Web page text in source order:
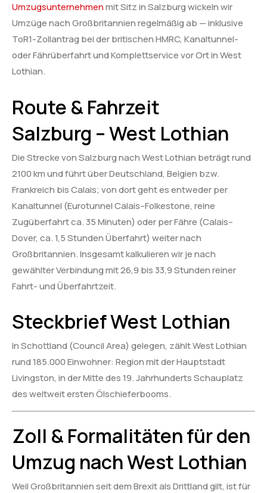
Umzugsunternehmenmit Sitz in Salzburg wickeln wir
Umzüge nach Großbritannien regelmäßig ab — inklusive
ToR1-Zollantrag bei der britischen HMRC, Kanaltunnel-
oder Fährüberfahrt und Komplettservice vor Ort in West
Lothian.
Route & Fahrzeit
Salzburg – West Lothian
Die Strecke von Salzburg nach West Lothian beträgt rund
2100 km und führt über Deutschland, Belgien bzw.
Frankreich bis Calais; von dort geht es entweder per
Kanaltunnel (Eurotunnel Calais–Folkestone, reine
Zugüberfahrt ca. 35 Minuten) oder per Fähre (Calais–
Dover, ca. 1,5 Stunden Überfahrt) weiter nach
Großbritannien. Insgesamt kalkulieren wir je nach
gewählter Verbindung mit 26,9 bis 33,9 Stunden reiner
Fahrt- und Überfahrtzeit.
Steckbrief West Lothian
In Schottland (Council Area) gelegen, zählt West Lothian
rund 185.000 Einwohner: Region mit der Hauptstadt
Livingston, in der Mitte des 19. Jahrhunderts Schauplatz
des weltweit ersten Ölschieferbooms.
Zoll & Formalitäten für den
Umzug nach West Lothian
Weil Großbritannien seit dem Brexit als Drittland gilt, ist für